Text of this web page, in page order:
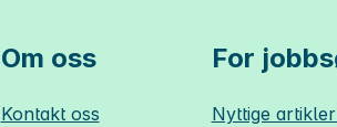
Om oss
Kontakt oss
For
Nyttige